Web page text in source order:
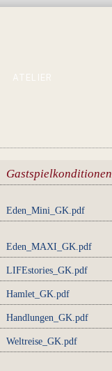
ATELIER
Gastspielkonditionen
Eden_Mini_GK.pdf
Eden_MAXI_GK.pdf
LIFEstories_GK.pdf
Hamlet_GK.pdf
Handlungen_GK.pdf
Weltreise_GK.pdf